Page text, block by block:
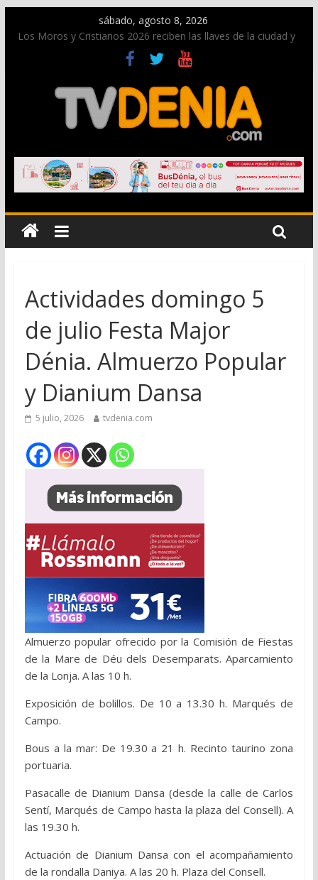
sábado, agosto 8, 2026
Los Moros y Cristianos 2026 reciben las llaves de la ciudad y
dan inicio a las fiestas en Dénia
El bando moro protagonista en la Segunda Entraeta Festera
Paco Adsuar dona al Arxiu de Dénia más de 50.000 imágenes
de la memoria visual de la ciudad
La Entraeta Festera llena de ambiente la calle Marqués de
Campo con la recepción a la Capitanía Cristiana
El XII Festival de Jazz de Dénia reunirá durante agosto a
figuras nacionales e internacionales en los Jardins de
Torrecremada
Actividades domingo 5
de julio Festa Major
Dénia. Almuerzo Popular
y Dianium Dansa
5 julio, 2026 tvdenia.com
Almuerzo popular ofrecido por la Comisión de Fiestas
de la Mare de Déu dels Desemparats. Aparcamiento
de la Lonja. A las 10 h.
Exposición de bolillos. De 10 a 13.30 h. Marqués de
Campo.
Bous a la mar: De 19.30 a 21 h. Recinto taurino zona
portuaria.
Pasacalle de Dianium Dansa (desde la calle de Carlos
Sentí, Marqués de Campo hasta la plaza del Consell). A
las 19.30 h.
Actuación de Dianium Dansa con el acompañamiento
de la rondalla Daniya. A las 20 h. Plaza del Consell.